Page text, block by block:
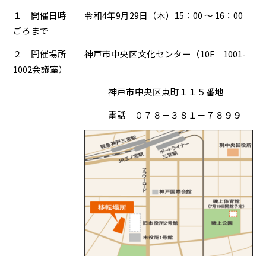
１ 開催日時 令和4年9月29日（木）15：00 ～ 16：00
ごろまで
２ 開催場所 神戸市中央区文化センター（10F 1001-
1002会議室）
神戸市中央区東町１１５番地
電話 ０７８－３８１－７８９９